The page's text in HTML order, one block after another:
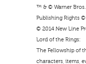
™ & © Warner
Publishing Rights ©
© 2014 New Line
Lord of the Rings:
The Fellowship of
characters, items,